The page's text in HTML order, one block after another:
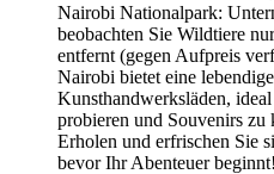
Nairobi Nationalpark:
beobachten Sie Wildtiere
entfernt (gegen Aufpreis
Nairobi bietet eine
Kunsthandwerksläden,
probieren und Souvenirs
Erholen und erfrischen Sie
bevor Ihr Abenteuer beginnt!